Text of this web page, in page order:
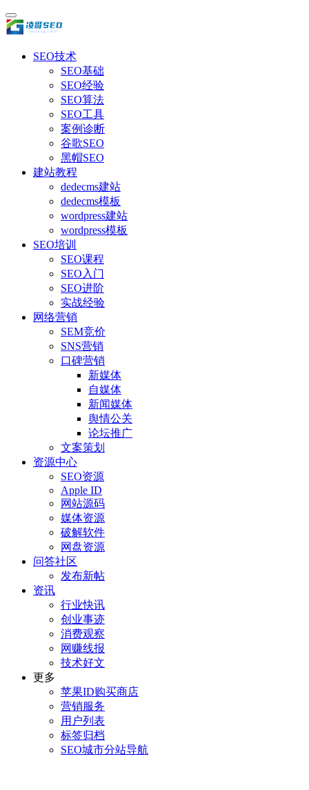
SEO技术
SEO基础
SEO经验
SEO算法
SEO工具
案例诊断
谷歌SEO
黑帽SEO
建站教程
dedecms建站
dedecms模板
wordpress建站
wordpress模板
SEO培训
SEO课程
SEO入门
SEO进阶
实战经验
网络营销
SEM竞价
SNS营销
口碑营销
新媒体
自媒体
新闻媒体
舆情公关
论坛推广
文案策划
资源中心
SEO资源
Apple ID
网站源码
媒体资源
破解软件
网盘资源
问答社区
发布新帖
资讯
行业快讯
创业事迹
消费观察
网赚线报
技术好文
更多
苹果ID购买商店
营销服务
用户列表
标签归档
SEO城市分站导航